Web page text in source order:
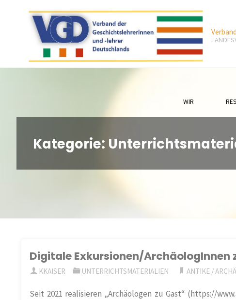
WIR
Kategorie:
Digitale Exkursionen/ArchäologInnen
KKAISER UNTERRICHTSMATERIALIEN ANTIKE/
Seit 2021 realisieren „Archäologen zu Gast“ (https://